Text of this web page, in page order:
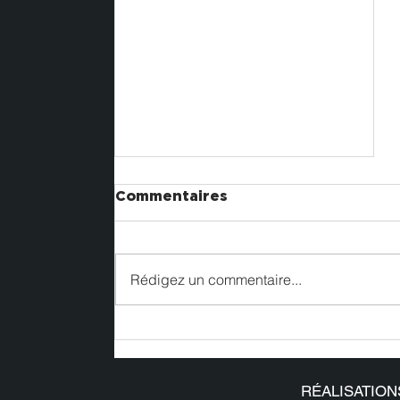
Commentaires
Rédigez un commentaire...